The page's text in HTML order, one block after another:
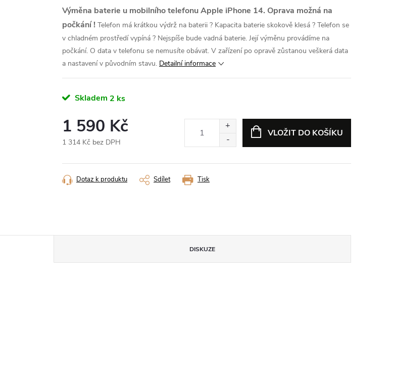
Výměna baterie u mobilního telefonu Apple iPhone 14. Oprava možná na
počkání ! Telefon má krátkou výdrž na baterii ? Kapacita baterie skokově klesá ? Telefon se
v chladném prostředí vypíná ? Nejspíše bude vadná baterie. Její výměnu provádíme na
počkání. O data v telefonu se nemusíte obávat. V zařízení po opravě zůstanou veškerá data
a nastavení v původním stavu. Detailní informace
Skladem 2 ks
1 590 Kč
1 314 Kč bez DPH
cena:
VLOŽIT DO KOŠÍKU
Tisk
Dotaz k produktu Sdílet
DISKUZE